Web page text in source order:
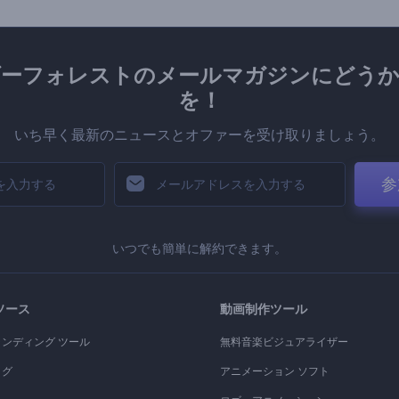
フォレストのメールマガジンにどう
を！
いち早く最新のニュースとオファーを受け取りましょう。
いつでも簡単に解約できます。
ース
ディング ツール
動画制作ツール
無料音楽ビジュアライザー
アニメーション ソフト